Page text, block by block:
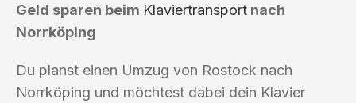
Geld sparen beim Klaviertransport nach
Norrköping
Du planst einen Umzug von Rostock nach
Norrköping und möchtest dabei dein Klavier